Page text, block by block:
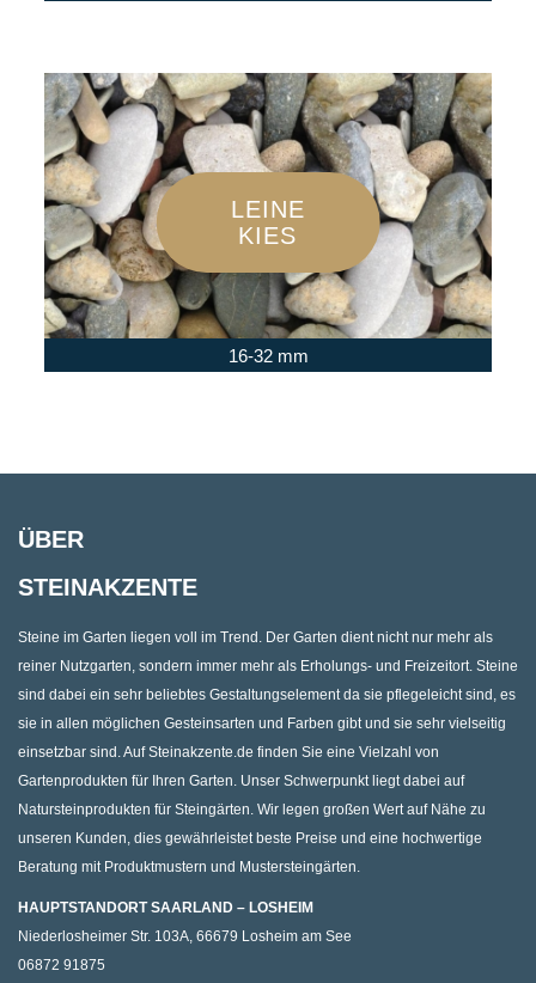
LEINE
KIES
16-32 mm
ÜBER
STEINAKZENTE
Steine im Garten liegen voll im Trend. Der Garten dient nicht nur mehr als
reiner Nutzgarten, sondern immer mehr als Erholungs- und Freizeitort. Steine
sind dabei ein sehr beliebtes Gestaltungselement da sie pflegeleicht sind, es
sie in allen möglichen Gesteinsarten und Farben gibt und sie sehr vielseitig
einsetzbar sind. Auf Steinakzente.de finden Sie eine Vielzahl von
Gartenprodukten für Ihren Garten. Unser Schwerpunkt liegt dabei auf
Natursteinprodukten für Steingärten. Wir legen großen Wert auf Nähe zu
unseren Kunden, dies gewährleistet beste Preise und eine hochwertige
Beratung mit Produktmustern und Mustersteingärten.
HAUPTSTANDORT SAARLAND – LOSHEIM
Niederlosheimer Str. 103A, 66679 Losheim am See
06872 91875